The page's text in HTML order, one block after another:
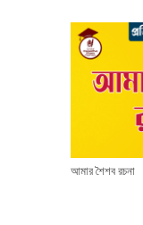
আমার শৈশব রচনা